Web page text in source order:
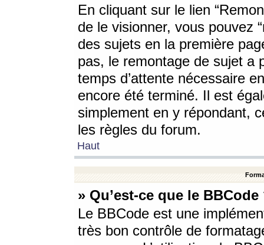
En cliquant sur le lien
de le visionner, vous pouvez
des sujets en la première
pas, le remontage de sujet a
temps d’attente nécessaire
encore été terminé. Il est
simplement en y répondant,
les règles du forum.
Haut
» Qu’est-ce que le BBCode
Le BBCode est une
très bon contrôle de